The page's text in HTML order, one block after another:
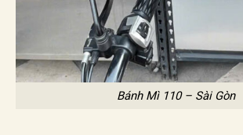
Bánh Mì 110 – Sài Gòn